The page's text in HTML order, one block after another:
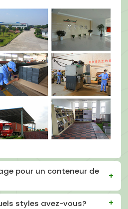
pour un conteneur de
styles avez-vous?